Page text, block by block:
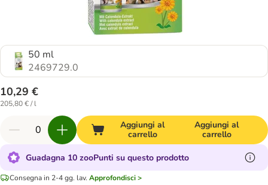
50 ml
2469729.0
10,29 €
205,80 € / l
Aggiungi al
carrello
Aggiungi al
carrello
Guadagna 10 zooPunti su questo prodotto
Consegna in 2-4 gg. lav. Approfondisci >